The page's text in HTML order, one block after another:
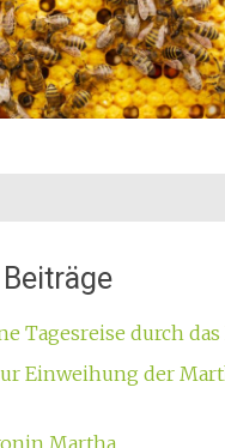
Tagesreise durch
Einweihung der
Martha